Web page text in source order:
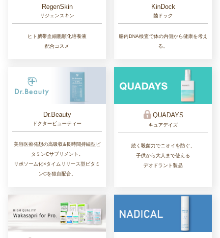
RegenSkin
リジェンスキン
ヒト臍帯血細胞順化培養液
配合コスメ
KinDock
菌ドック
腸内DNA検査で体の内側から健康を考え
る。
Dr.Beauty
ドクタービューティー
美容医療発想の高吸収&長時間持続型ビ
タミンCサプリメント。
リポソーム化×タイムリリース型ビタミ
ンCを独自配合。
QUADAYS
キュアデイズ
続く殺菌力でニオイを防ぐ、
子供から大人まで使える
デオドラント製品